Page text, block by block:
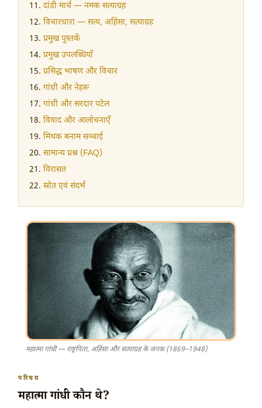
दांडी मार्च — नमक सत्याग्रह
विचारधारा — सत्य, अहिंसा, सत्याग्रह
प्रमुख पुस्तकें
प्रमुख उपलब्धियाँ
प्रसिद्ध भाषण और विचार
गांधी और नेहरू
गांधी और सरदार पटेल
विवाद और आलोचनाएँ
मिथक बनाम सच्चाई
सामान्य प्रश्न (FAQ)
विरासत
स्रोत एवं संदर्भ
महात्मा गांधी — राष्ट्रपिता, अहिंसा और सत्याग्रह के जनक (1869–1948)
परिचय
महात्मा गांधी कौन थे?